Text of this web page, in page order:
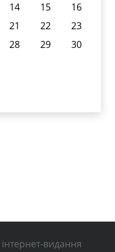
14 15
16
21 22
23
28 29
30
видання